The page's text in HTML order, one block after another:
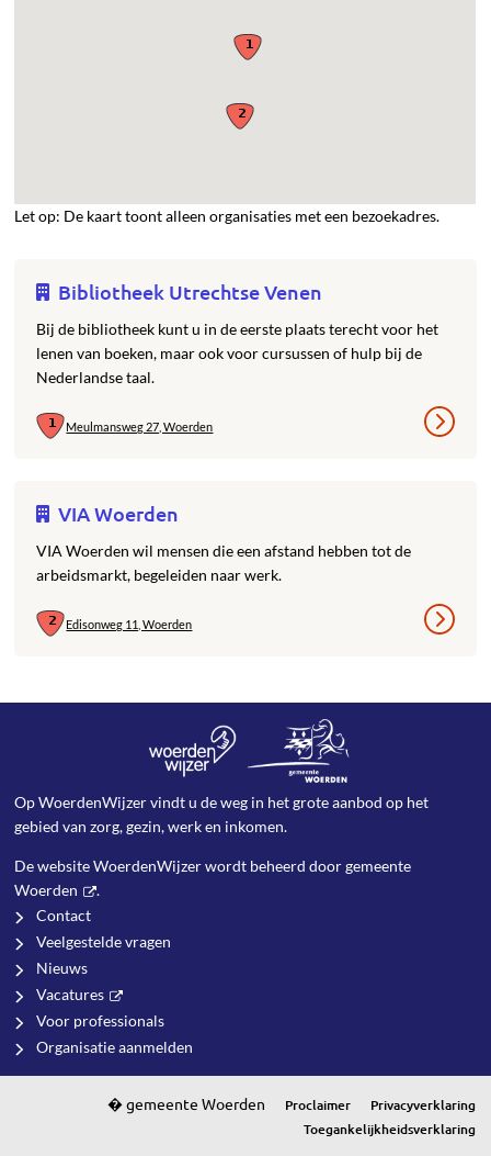
Let op: De kaart toont alleen organisaties met een bezoekadres.
Bibliotheek Utrechtse Venen
Bij de bibliotheek kunt u in de eerste plaats terecht voor het
lenen van boeken, maar ook voor cursussen of hulp bij de
Nederlandse taal.
Meulmansweg 27, Woerden
VIA Woerden
VIA Woerden wil mensen die een afstand hebben tot de
arbeidsmarkt, begeleiden naar werk.
Edisonweg 11, Woerden
Op WoerdenWijzer vindt u de weg in het grote aanbod op het
gebied van zorg, gezin, werk en inkomen.
De website WoerdenWijzer wordt beheerd doorgemeente
Woerden
.
Contact
Veelgestelde vragen
Nieuws
Vacatures
Voor professionals
Organisatie aanmelden
Proclaimer
Privacyverklaring
Toegankelijkheidsverklaring